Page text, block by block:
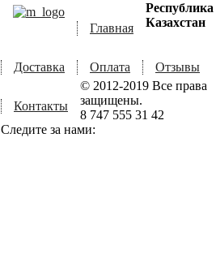
Главная
Доставка Оплата Отзывы
Контакты
Республика
Казахстан
© 2012-2019 Все права
защищены.
8 747 555 31 42
Следите за нами: